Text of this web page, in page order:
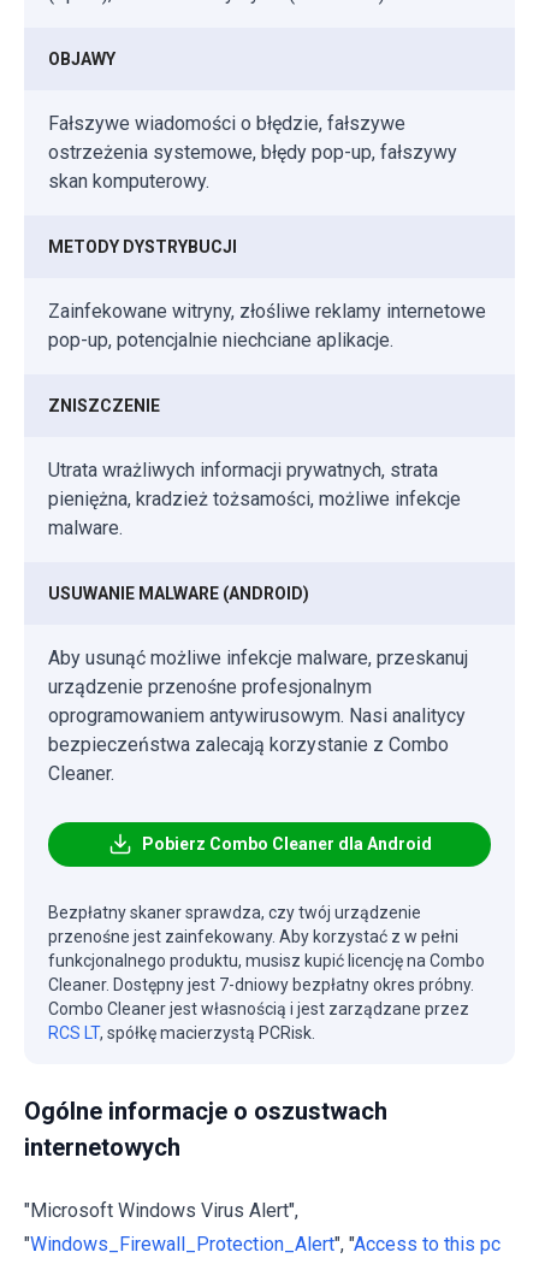
OBJAWY
Fałszywe wiadomości o błędzie, fałszywe
ostrzeżenia systemowe, błędy pop-up, fałszywy
skan komputerowy.
METODY DYSTRYBUCJI
Zainfekowane witryny, złośliwe reklamy internetowe
pop-up, potencjalnie niechciane aplikacje.
ZNISZCZENIE
Utrata wrażliwych informacji prywatnych, strata
pieniężna, kradzież tożsamości, możliwe infekcje
malware.
USUWANIE MALWARE (ANDROID)
Aby usunąć możliwe infekcje malware, przeskanuj
urządzenie przenośne profesjonalnym
oprogramowaniem antywirusowym. Nasi analitycy
bezpieczeństwa zalecają korzystanie z Combo
Cleaner.
Pobierz Combo Cleaner dla Android
Bezpłatny skaner sprawdza, czy twój urządzenie
przenośne jest zainfekowany. Aby korzystać z w pełni
funkcjonalnego produktu, musisz kupić licencję na Combo
Cleaner. Dostępny jest 7-dniowy bezpłatny okres próbny.
Combo Cleaner jest własnością i jest zarządzane przez
RCS LT, spółkę macierzystą PCRisk.
Ogólne informacje o oszustwach
internetowych
"Microsoft Windows Virus Alert",
"Windows_Firewall_Protection_Alert", "Access to this pc